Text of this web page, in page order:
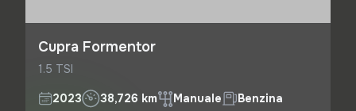
Cupra Formentor
1.5 TSI
2023 38,726 km Manuale Benzina